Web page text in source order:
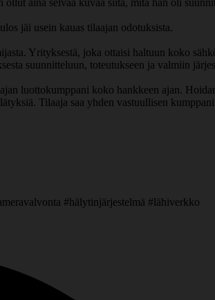
aina selvää kuvaa siitä, mitä hän oli
jäi usein kauas tilaajan odotuksista.
Yrityksestä, joka ottaisi haltuun koko
suunnitteluun, toteutukseen ja valmiin
luottokumppani koko hankkeen ajan.
Tilaaja saa yhden vastuullisen
#hälytinjärjestelmä #lähiverkko